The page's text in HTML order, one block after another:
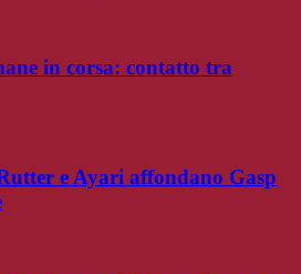
in corsa: contatto tra
e Ayari affondano Gasp